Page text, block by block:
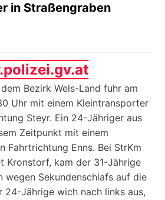
in Straßengraben
Bezirk Wels-Land fuhr am
Uhr mit einem Kleintransporter
Steyr. Ein 24-Jähriger aus
Zeitpunkt mit einem
Fahrtrichtung Enns. Bei StrKm
Kronstorf, kam der 31-Jährige
wegen Sekundenschlafs auf die
24-Jährige wich nach links aus,